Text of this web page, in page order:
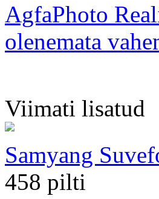
AgfaPhoto
olenemata
Viimati lisatud
Samyang
458 pilti